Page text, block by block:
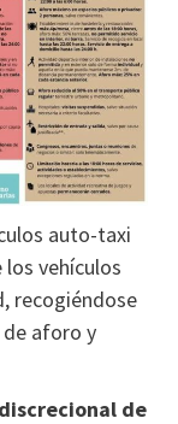
auto-taxi
vehículos
recogiéndose
aforo y
de